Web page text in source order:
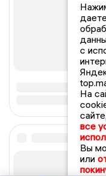
с
На
все
Вы
или